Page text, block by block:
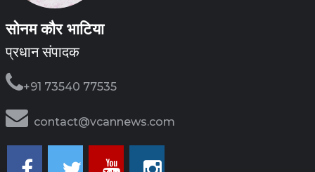
सोनम कौर भाटिया
प्रधान संपादक
+91 73540 77535
contact@vcannews.com